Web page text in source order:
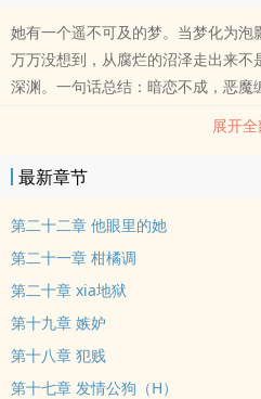
她有一个遥不可及的梦。当梦化为
万万没想到，从腐烂的沼泽走出来
深渊。一句话总结：暗恋不成，恶
都坏/女ai白月光/非健康恋ai/酸涩
展开全
最新章节
第二十二章 他眼里的她
第二十一章 柑橘调
第二十章 xia地狱
第十九章 嫉妒
第十八章 犯贱
第十七章 发情公狗（H）